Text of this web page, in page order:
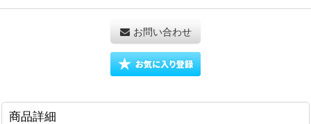
お問い合わせ
商品詳細